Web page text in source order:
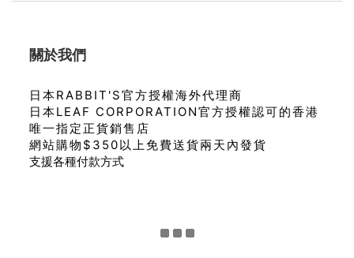
關於我們
日本RABBIT'S官方授權海外代理商
日本LEAF CORPORATION官方授權認可的香港
唯一指定正貨銷售店
網站購物$350以上免費送貨兩天內發貨
支援各種付款方式